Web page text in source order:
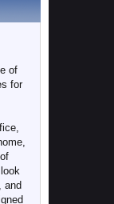
of
for
and